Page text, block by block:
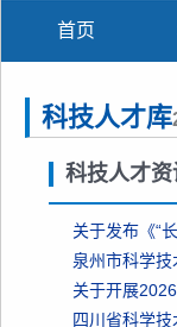
首页
科技人才库
科技人才资
泉州市科学
关于开展